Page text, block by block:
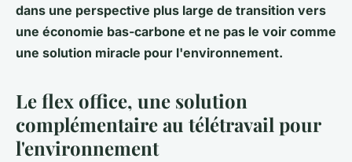
dans une perspective plus large de transition vers
une économie bas-carbone et ne pas le voir comme
une solution miracle pour l'environnement.
Le flex office, une solution
complémentaire au télétravail pour
l'environnement